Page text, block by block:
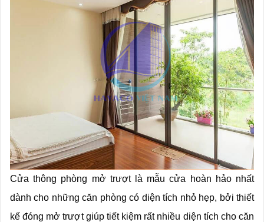
Cửa thông phòng mở trượt là mẫu cửa hoàn hảo nhất
dành cho những căn phòng có diện tích nhỏ hẹp, bởi thiết
kế đóng mở trượt giúp tiết kiệm rất nhiều diện tích cho căn